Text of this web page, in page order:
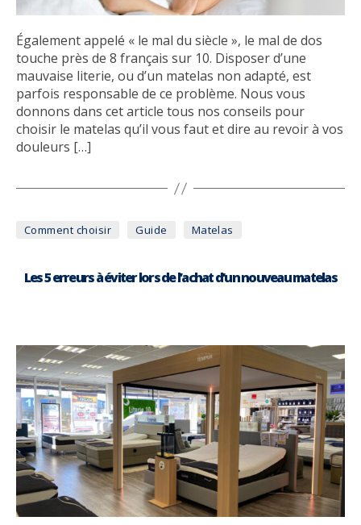
Également appelé « le mal du siècle », le mal de dos
touche près de 8 français sur 10. Disposer d’une
mauvaise literie, ou d’un matelas non adapté, est
parfois responsable de ce problème. Nous vous
donnons dans cet article tous nos conseils pour
choisir le matelas qu’il vous faut et dire au revoir à vos
douleurs […]
Catégories
Comment choisir Guide Matelas
Les 5 erreurs à éviter lors de l’achat d’un nouveau matelas